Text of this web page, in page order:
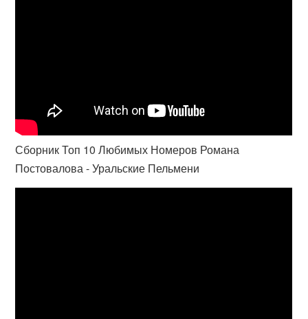
Сборник Топ 10 Любимых Номеров Романа
Постовалова - Уральские Пельмени